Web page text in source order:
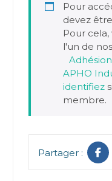
Pour
devez
Pour
l'un de
APHO
identifiez
membre.
Partager :